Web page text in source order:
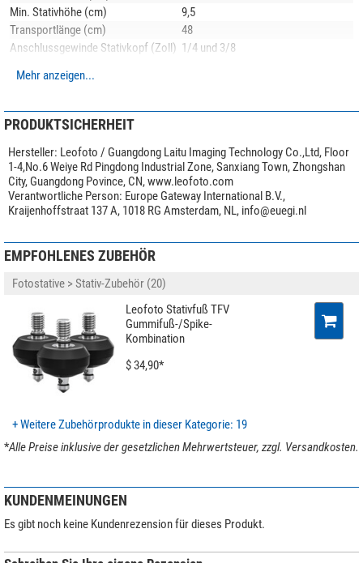
Die Beinauszüge sind mit S
chnellverschlüssen
Verschlüsse sind für eine höhere Griffigkeit gummiert.
Die Stativbeine sind mit Gummifüße ausgestattet, die durch einfach Drehung
durch Spikes ersetz werden können. Die Metallfüße müssen also nicht
Die Beine dieses Stativs werden aus
zusätzliche Stabilität und Schwingungsdämpfung bei denkbargeringem
Gewicht!
Lieferumfang
Zusätzliche kurze Mittelsäule
Transporttasche
Werkzeug
Unser Expertenkommentar:
Tipp:Entdecken Sie unseren Magazinbeitrag
Stativeund lassen Sie sich von den Expertentipps inspirieren, um das
perfekte Stativ zu finden!
(Stefan Taube)
Min. Stativhöhe (cm)
9,5
Transportlänge (cm)
48
Anschlussgewinde Stativkopf (Zoll) 1/4 und 3/8
Material
Stativbeinauszug (-fach)
Anzahl Libellen
1
Anwendungsgebiete
Video
Besonderheiten
Mittelsäule
ja
Stativkopf im Lieferumfang
Videoneiger
Transporttasche im Lieferumfang
ja
Allgemein
Gewicht (kg)
Mehr anzeigen...
PRODUKTSICHERHEIT
Hersteller: Leofoto / Guangdong Laitu Imaging Technology Co.,Ltd, Floor
1-4,No.6 Weiye Rd Pingdong Industrial Zone, Sanxiang Town, Zhongshan
City, Guangdong Povince, CN, www.leofoto.com
Verantwortliche Person: Europe Gateway International B.V.,
Kraijenhoffstraat 137 A, 1018 RG Amsterdam, NL, info@euegi.nl
EMPFOHLENES ZUBEHÖR
Fotostative > Stativ-Zubehör (20)
Leofoto Stativfuß TFV
Gummifuß-/Spike-
Kombination
$ 34,90*
+ Weitere Zubehörprodukte in dieser Kategorie: 19
*Alle Preise inklusive der gesetzlichen Mehrwertsteuer, zzgl. Versandkosten.
KUNDENMEINUNGEN
Es gibt noch keine Kundenrezension für dieses Produkt.